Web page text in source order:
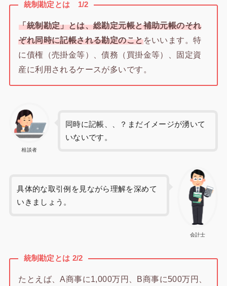
統制勘定とは 1/2
「統制勘定」とは、総勘定元帳と補助元帳のそれ
ぞれ同時に記帳される勘定のことをいいます。特
に債権（売掛金等）、債務（買掛金等）、固定資
産に利用されるケースが多いです。
相談者
同時に記帳、、？まだイメージが湧いて
いないです。
会計士
具体的な取引例を見ながら理解を深めて
いきましょう。
統制勘定とは 2/2
たとえば、A商事に1,000万円、B商事に500万円、